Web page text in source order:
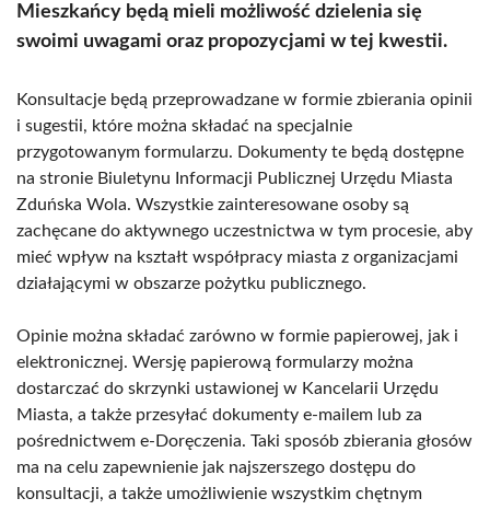
Mieszkańcy będą mieli możliwość dzielenia się
swoimi uwagami oraz propozycjami w tej kwestii.
Konsultacje będą przeprowadzane w formie zbierania opinii
i sugestii, które można składać na specjalnie
przygotowanym formularzu. Dokumenty te będą dostępne
na stronie Biuletynu Informacji Publicznej Urzędu Miasta
Zduńska Wola. Wszystkie zainteresowane osoby są
zachęcane do aktywnego uczestnictwa w tym procesie, aby
mieć wpływ na kształt współpracy miasta z organizacjami
działającymi w obszarze pożytku publicznego.
Opinie można składać zarówno w formie papierowej, jak i
elektronicznej. Wersję papierową formularzy można
dostarczać do skrzynki ustawionej w Kancelarii Urzędu
Miasta, a także przesyłać dokumenty e-mailem lub za
pośrednictwem e-Doręczenia. Taki sposób zbierania głosów
ma na celu zapewnienie jak najszerszego dostępu do
konsultacji, a także umożliwienie wszystkim chętnym